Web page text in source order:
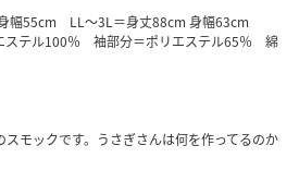
幅55cm LL～3L＝身丈88cm 身幅63cm
ステル100％ 袖部分＝ポリエステル65％ 綿
モックです。うさぎさんは何を作ってるのか